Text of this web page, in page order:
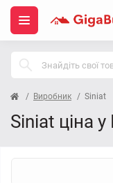
Виробник Siniat
Siniat ціна у